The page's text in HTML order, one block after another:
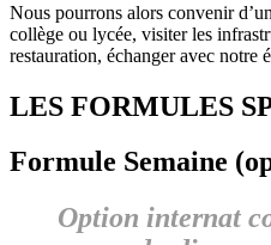
Nous pourrons alors convenir
collège ou lycée, visiter les
restauration, échanger avec notre
LES FORMULES
Formule Semaine
Option internat